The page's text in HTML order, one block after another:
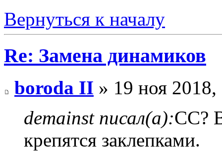
Вернуться к началу
Re: Замена динамиков
boroda II » 19 ноя
demainst писал(а):СС?
крепятся заклепками.